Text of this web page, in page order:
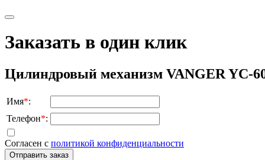
Заказать в один клик
Цилиндровый механизм VANGER YC-
Имя*:
Телефон*:
Согласен с политикой конфиденциальности
Отправить заказ